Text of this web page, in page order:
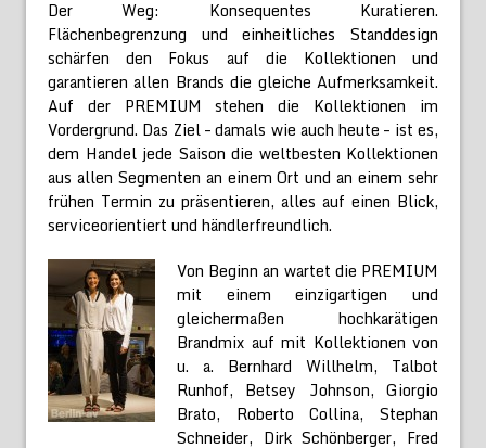
Der Weg: Konsequentes Kuratieren.
Flächenbegrenzung und einheitliches Standdesign
schärfen den Fokus auf die Kollektionen und
garantieren allen Brands die gleiche Aufmerksamkeit.
Auf der PREMIUM stehen die Kollektionen im
Vordergrund. Das Ziel – damals wie auch heute – ist es,
dem Handel jede Saison die weltbesten Kollektionen
aus allen Segmenten an einem Ort und an einem sehr
frühen Termin zu präsentieren, alles auf einen Blick,
serviceorientiert und händlerfreundlich.
Von Beginn an wartet die PREMIUM
mit einem einzigartigen und
gleichermaßen hochkarätigen
Brandmix auf mit Kollektionen von
u. a. Bernhard Willhelm, Talbot
Runhof, Betsey Johnson, Giorgio
Brato, Roberto Collina, Stephan
Schneider, Dirk Schönberger, Fred